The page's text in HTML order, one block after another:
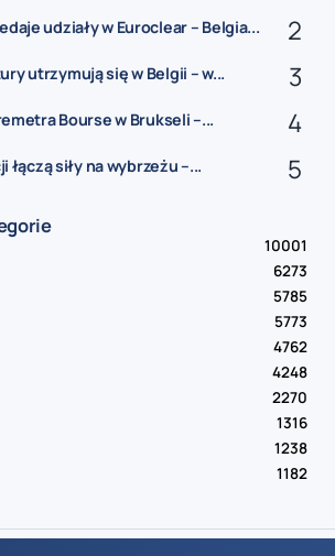
udziały w Euroclear – Belgia...
utrzymują się w Belgii – w...
Bourse w Brukseli –...
siły na wybrzeżu –...
10001
6273
5785
5773
4762
4248
2270
1316
1238
1182